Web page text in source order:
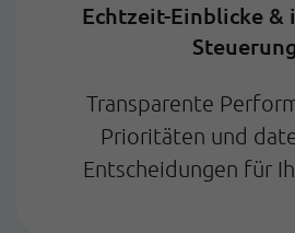
Echtzeit-Einblicke
Steuerung
Transparente
Prioritäten und
Entscheidungen für